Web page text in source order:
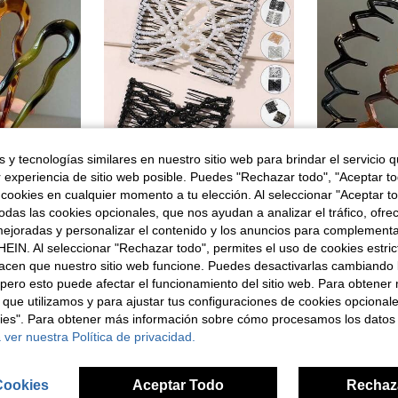
1-5 piezas Horquillas para el cabello estilo francés, Pinzas para el cabello en forma de U onduladas, Accesorios para el cabello de mujer elegantes, flexibles y duraderos, Pinzas para el cabello, Accesorios de baño
en Multicolor Moño y horquilla
-1% Juego de 2 piezas de peines para el cabello con cuentas de perlas falsas, pasador para moño de cabello, creador de moño de cabello, pieza de moño de cabello, pasadores para peinar el cabello, artículos escolares, accesorios para el cabello, accesorios para la cabeza
#7 Más vendidos en Acero inoxidable Accesorios para el cabello de
3,74€ 3,78€
#1 Más
#1 Más
#1 Más
#1 Más
2,95€
y tecnologías similares en nuestro sitio web para brindar el servicio
de sitio web posible. Puedes "Rechazar todo", "Aceptar
en cualquier momento a tu elección. Al seleccionar "Aceptar
las cookies opcionales, que nos ayudan a analizar el tráfico,
y personalizar el contenido y los anuncios para
Al seleccionar "Rechazar todo", permites el uso de cookies
que nuestro sitio web funcione. Puedes desactivarlas cambiando
esto puede afectar el funcionamiento del sitio web. Para obtener
utilizamos y para ajustar tus configuraciones de cookies
Para obtener más información sobre cómo procesamos los datos
nuestra Política de privacidad.
Aceptar Todo